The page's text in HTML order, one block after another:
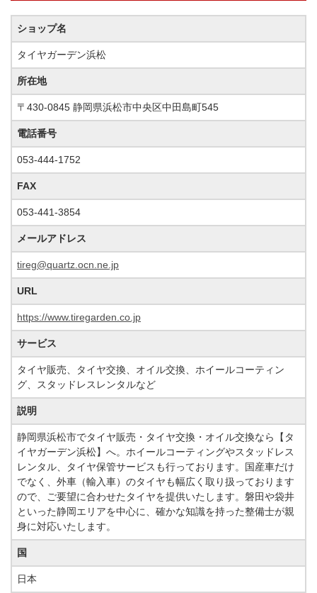
ショップ名
タイヤガーデン浜松
所在地
〒430-0845 静岡県浜松市中央区中田島町545
電話番号
053-444-1752
FAX
053-441-3854
メールアドレス
tireg@quartz.ocn.ne.jp
URL
https://www.tiregarden.co.jp
サービス
タイヤ販売、タイヤ交換、オイル交換、ホイールコーティン
グ、スタッドレスレンタルなど
説明
静岡県浜松市でタイヤ販売・タイヤ交換・オイル交換なら【タ
イヤガーデン浜松】へ。ホイールコーティングやスタッドレス
レンタル、タイヤ保管サービスも行っております。国産車だけ
でなく、外車（輸入車）のタイヤも幅広く取り扱っております
ので、ご要望に合わせたタイヤを提供いたします。磐田や袋井
といった静岡エリアを中心に、確かな知識を持った整備士が親
身に対応いたします。
国
日本